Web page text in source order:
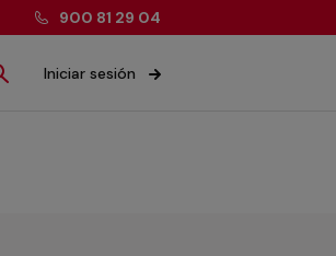
900 81 29 04
Iniciar sesión